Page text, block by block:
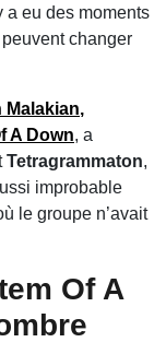
a eu des moments
changer
Malakian,
A Down, a
Tetragrammaton,
improbable
le groupe n’avait
Of A